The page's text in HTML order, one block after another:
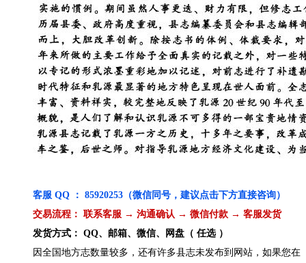
客服 QQ ： 85920253（微信同号，建议点击下方直接咨询）
交易流程： 联系客服 → 沟通确认 → 微信付款 → 客服发货
发货方式： QQ、邮箱、微信、网盘（ 任选 ）
因全国地方志数量较多，还有许多县志未发布到网站，如果您在